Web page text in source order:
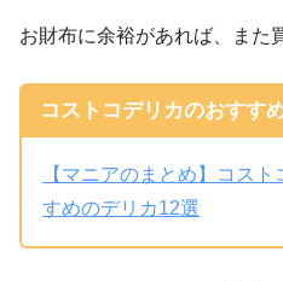
お財布に余裕があれば、また
コストコデリカのおすす
【マニアのまとめ】コス
すめのデリカ12選